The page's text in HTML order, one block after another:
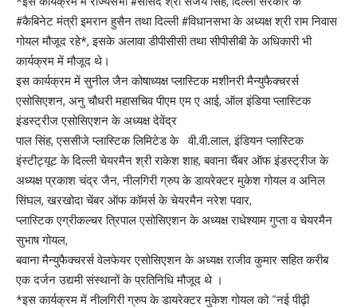
#कैबिनेट मंत्री इमरान हुसैन तथा दिल्ली #विधानसभा के अध्यक्ष श्री राम निवास
गोयल मौजूद रहे*, इसके अलावा डीपीसीसी तथा सीपीसीबी के अधिकारी भी
कार्यक्रम में मौजूद थे।
इस कार्यक्रम में सुनील जैन कोषाध्यक्ष प्लास्टिक मशीनरी मैन्युफैक्चरर्स
एसोसिएशन, अनु चौधरी महासचिव पीएम एम ए आई, ऑल इंडिया प्लास्टिक
इंडस्ट्रीज एसोसिएशन के अध्यक्ष देवेंद्र
पाल सिंह, एससीजे प्लास्टिक लिमिटेड के वी.वी.लाल, इंडियन प्लास्टिक
इंस्टीट्यूट के दिल्ली चेयरमैन श्री राकेश शाह, बवाना चैंबर ऑफ इंडस्ट्रीज के
अध्यक्ष प्रकाश चंद्र जैन, नीलगिरी ग्रुप के डायरेक्टर मुकेश गोयल व अनिल
सिंघल, खरखोदा चेंबर ऑफ कॉमर्स के चेयरमैन नरेश पवार,
प्लास्टिक एग्रीकल्चर त्रिपाल एसोसिएशन के अध्यक्ष राधेश्याम गुप्ता व चेयरमैन
सुभाष गोयल,
बवाना मैन्युफैक्चरर्स वेलफेयर एसोसिएशन के अध्यक्ष राजीव कुमार सहित करीब
एक दर्जन उद्यमी संस्थानों के प्रतिनिधि मौजूद थे ।
*इस कार्यक्रम में नीलगिरी ग्रुप के डायरेक्टर मुकेश गोयल को “नई पीढ़ी